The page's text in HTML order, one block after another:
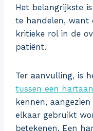
Het belangrijkste
te handelen, want
kritieke rol in de
patiënt.
Ter aanvulling, is
tussen een
kennen,
elkaar gebruikt
betekenen. Een